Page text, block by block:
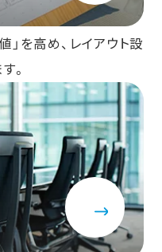
」を高め、レイアウト設
。